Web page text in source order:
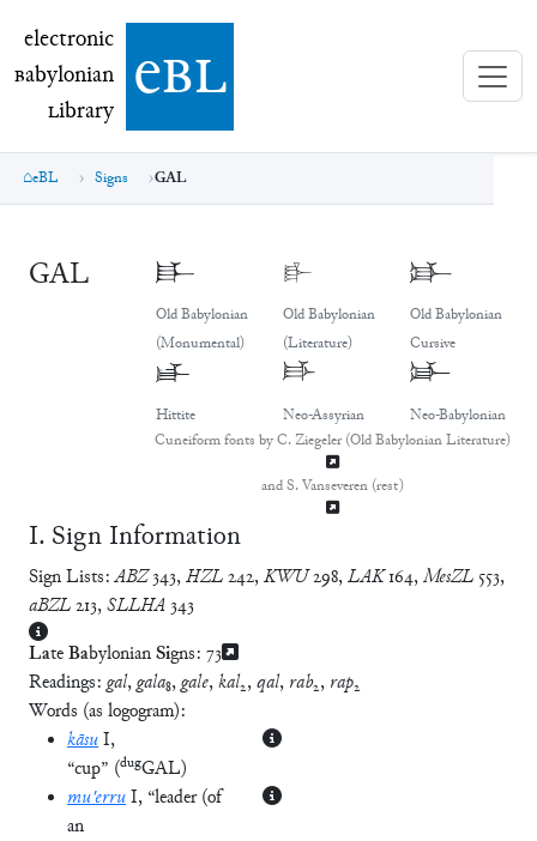
electronic Babylonian Library (eBL)
electronic
Babylonian
Library ebl
eBL Signs GAL
GAL 𒃲
Old Babylonian
(Monumental)
𒃲
Old Babylonian
(Literature)
𒃲
Old Babylonian
Cursive
𒃲
Hittite
𒃲
Neo-Assyrian
𒃲
Neo-Babylonian
Cuneiform fonts by C. Ziegeler (Old Babylonian Literature)
and S. Vanseveren (rest)
Ⅰ. Sign Information
Sign Lists: ABZ 343,HZL242,KWU298,LAK 164,MesZL 553,
aBZL213,SLLHA 343
LateBabylonianSigns: 73
Readings:gal,gala₈,gale,kal₂,qal, rab₂, rap₂
Words (as logogram):
kāsuI,
“cup” (dugGAL)
mu'erruI, “leader (of
an